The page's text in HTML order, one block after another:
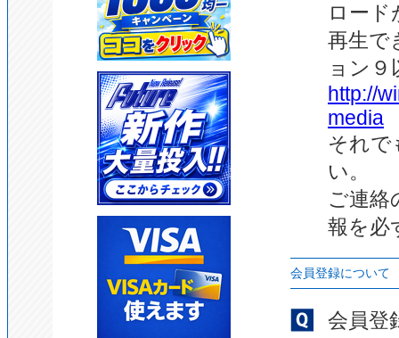
ロード
再生で
ョン
http://
media
それで
い。
ご連絡
報を必
会員登録について
会員登